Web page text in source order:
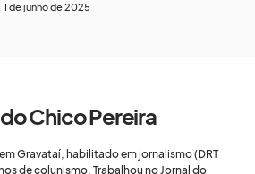
1 de junho de 2025
Chico Pereira
Gravataí, habilitado em jornalismo (DRT
de colunismo. Trabalhou no Jornal do